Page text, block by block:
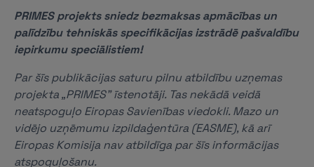
PRIMES projekts sniedz bezmaksas apmācības un
palīdzību tehniskās specifikācijas izstrādē pašvaldību
iepirkumu speciālistiem!
Par šīs publikācijas saturu pilnu atbildību uzņemas
projekta „PRIMES” īstenotāji. Tas nekādā veidā
neatspoguļo Eiropas Savienības viedokli. Mazo un
vidējo uzņēmumu izpildaģentūra (EASME), kā arī
Eiropas Komisija nav atbildīga par šīs informācijas
atspoguļošanu.